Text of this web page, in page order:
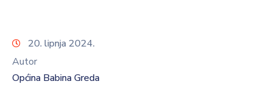
20. lipnja 2024.
Autor
Općina Babina Greda